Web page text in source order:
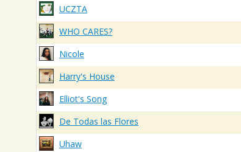
UCZTA
WHO CARES?
Nicole
Harry's House
Elliot's Song
De Todas las Flores
Uhaw